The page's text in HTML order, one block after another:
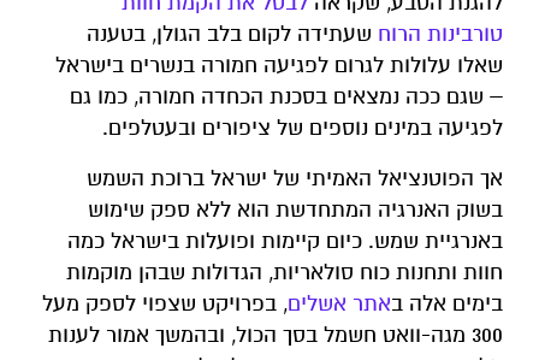
טורבינות הרוח שעתידה לקום בלב הגולן, בטענה
שאלו עלולות לגרום לפגיעה חמורה בנשרים בישראל
– שגם ככה נמצאים בסכנת הכחדה חמורה, כמו גם
לפגיעה במינים נוספים של ציפורים ובעטלפים.
אך הפוטנציאל האמיתי של ישראל ברוכת השמש
בשוק האנרגיה המתחדשת הוא ללא ספק שימוש
באנרגיית שמש. כיום קיימות ופועלות בישראל כמה
חוות ותחנות כוח סולאריות, הגדולות שבהן מוקמות
בימים אלה באתר אשלים, בפרויקט שצפוי לספק מעל
300 מגה-וואט חשמל בסך הכול, ובהמשך אמור לענות